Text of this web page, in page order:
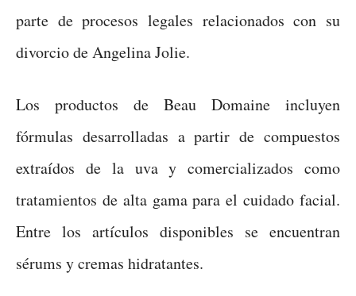
parte de procesos legales relacionados con su
divorcio de Angelina Jolie.
Los productos de Beau Domaine incluyen
fórmulas desarrolladas a partir de compuestos
extraídos de la uva y comercializados como
tratamientos de alta gama para el cuidado facial.
Entre los artículos disponibles se encuentran
sérums y cremas hidratantes.